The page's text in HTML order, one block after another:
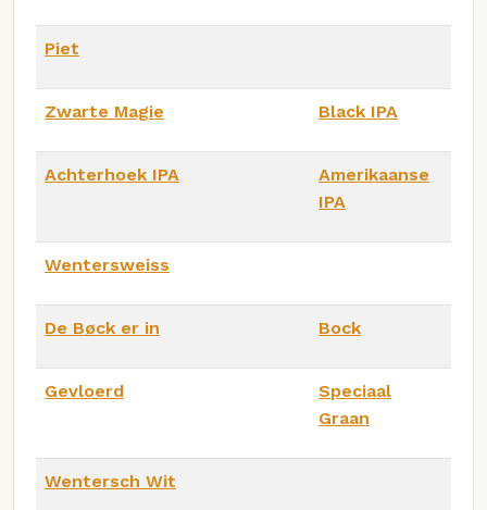
Piet
Zwarte Magie Black IPA
Achterhoek IPA
Amerikaanse
IPA
Wentersweiss
De Bøck er in Bock
Gevloerd
Speciaal
Graan
Wentersch Wit